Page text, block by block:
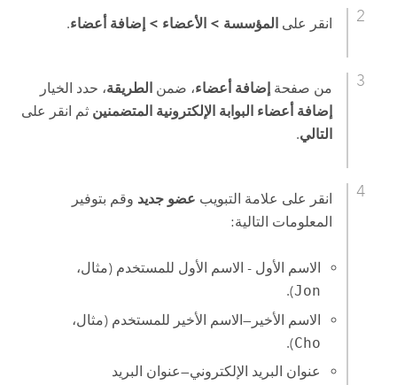
انقر على المؤسسة > الأعضاء > إضافة أعضاء.
من صفحة إضافة أعضاء، ضمن الطريقة، حدد الخيار
إضافة أعضاء البوابة الإلكترونية المتضمنين ثم انقر على
التالي.
انقر على علامة التبويب عضو جديد وقم بتوفير
المعلومات التالية:
الاسم الأول - الاسم الأول للمستخدم (مثال،
Jon
).
الاسم الأخير—الاسم الأخير للمستخدم (مثال،
Cho
).
عنوان البريد الإلكتروني—عنوان البريد